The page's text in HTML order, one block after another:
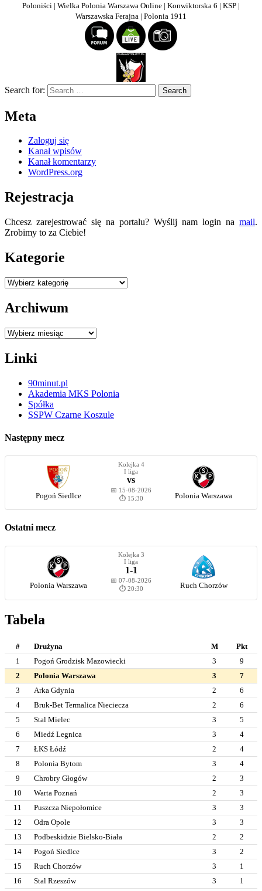
Poloniści | Wielka Polonia Warszawa Online | Konwiktorska 6 | KSP |
Warszawska Ferajna | Polonia 1911
Search for:
Meta
Zaloguj się
Kanał wpisów
Kanał komentarzy
WordPress.org
Rejestracja
Chcesz zarejestrować się na portalu? Wyślij nam login na mail.
Zrobimy to za Ciebie!
Kategorie
Kategorie
Archiwum
Archiwum
Linki
90minut.pl
Akademia MKS Polonia
Spółka
SSPW Czarne Koszule
Następny mecz
Pogoń Siedlce
Kolejka 4
I liga
vs
📅 15-08-2026
⏱️ 15:30
Polonia Warszawa
Ostatni mecz
Polonia Warszawa
Kolejka 3
I liga
1-1
📅 07-08-2026
⏱️ 20:30
Ruch Chorzów
Tabela
# Drużyna M
Pkt
1
Pogoń Grodzisk Mazowiecki 3
9
2
Polonia Warszawa 3
7
3
Arka Gdynia 2
6
4
Bruk-Bet Termalica Nieciecza 2
6
5
Stal Mielec 3
5
6
Miedź Legnica 3
4
7
ŁKS Łódź 2
4
8
Polonia Bytom 3
4
9
Chrobry Głogów 2
3
10
Warta Poznań 2
3
11
Puszcza Niepołomice 3
3
12
Odra Opole 3
3
13
Podbeskidzie Bielsko-Biała 2
2
14
Pogoń Siedlce 3
2
15
Ruch Chorzów 3
1
16
Stal Rzeszów 3
1